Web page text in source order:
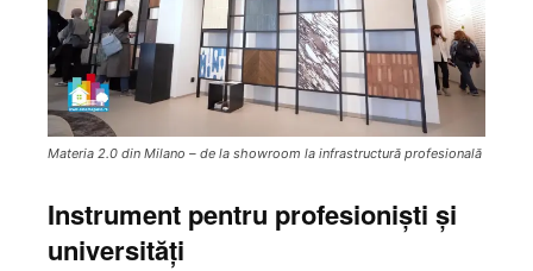
Materia 2.0 din Milano – de la showroom la infrastructură profesională
Instrument pentru profesioniști și
universități